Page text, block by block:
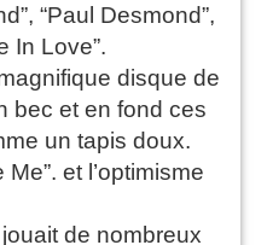
“Paul Desmond”,
In Love”.
disque de
bec et en fond ces
un tapis doux.
et l’optimisme
de nombreux